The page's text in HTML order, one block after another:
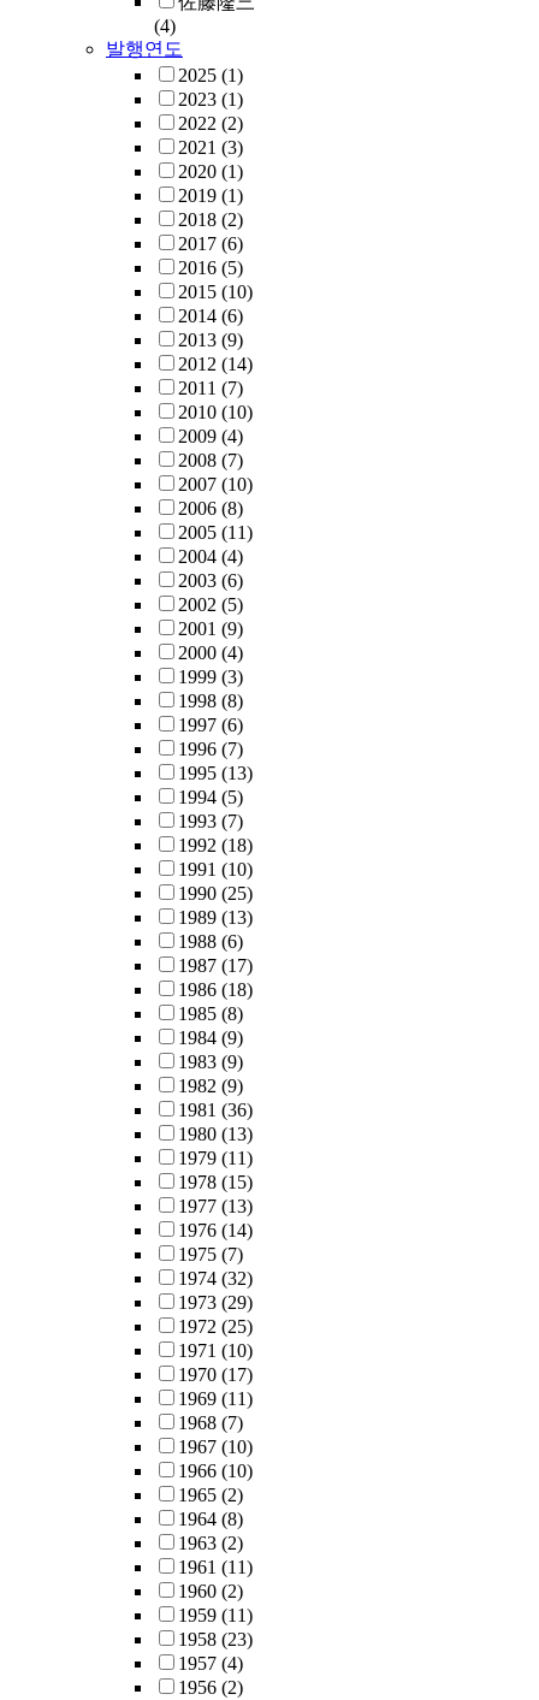
(4)
발행연도
2025 (1)
2023 (1)
2022 (2)
2021 (3)
2020 (1)
2019 (1)
2018 (2)
2017 (6)
2016 (5)
2015 (10)
2014 (6)
2013 (9)
2012 (14)
2011 (7)
2010 (10)
2009 (4)
2008 (7)
2007 (10)
2006 (8)
2005 (11)
2004 (4)
2003 (6)
2002 (5)
2001 (9)
2000 (4)
1999 (3)
1998 (8)
1997 (6)
1996 (7)
1995 (13)
1994 (5)
1993 (7)
1992 (18)
1991 (10)
1990 (25)
1989 (13)
1988 (6)
1987 (17)
1986 (18)
1985 (8)
1984 (9)
1983 (9)
1982 (9)
1981 (36)
1980 (13)
1979 (11)
1978 (15)
1977 (13)
1976 (14)
1975 (7)
1974 (32)
1973 (29)
1972 (25)
1971 (10)
1970 (17)
1969 (11)
1968 (7)
1967 (10)
1966 (10)
1965 (2)
1964 (8)
1963 (2)
1961 (11)
1960 (2)
1959 (11)
1958 (23)
1957 (4)
1956 (2)